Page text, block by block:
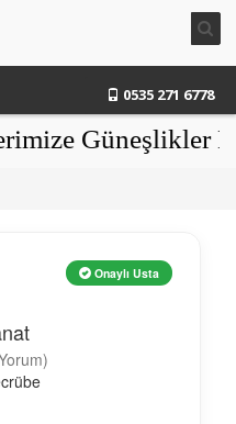
0535 271 6778
Güneşlikler
Onaylı Usta